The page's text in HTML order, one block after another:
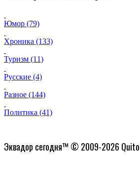
Юмор (79)
Хроника (133)
Туризм (11)
Русские (4)
Разное (144)
Политика (41)
Эквадор сегодня™ © 2009-2026